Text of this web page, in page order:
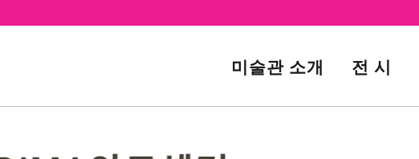
미술관 소개 전 시